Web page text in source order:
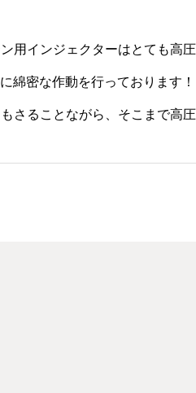
用インジェクターはとても高圧
綿密な作動を行っております！
さることながら、そこまで高